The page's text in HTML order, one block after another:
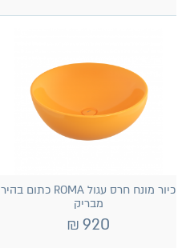
כיור מונח חרס עגול ROMA כתום בהיר
מבריק
920
₪